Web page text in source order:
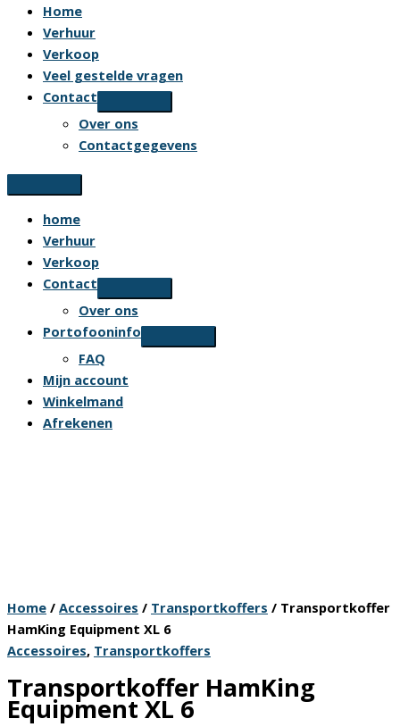
Home
Verhuur
Verkoop
Veel gestelde vragen
Contact
Over ons
Contactgegevens
home
Verhuur
Verkoop
Contact
Over ons
Portofooninfo
FAQ
Mijn account
Winkelmand
Afrekenen
Home / Accessoires / Transportkoffers / Transportkoffer
HamKing Equipment XL 6
Accessoires, Transportkoffers
Transportkoffer HamKing
Equipment XL 6